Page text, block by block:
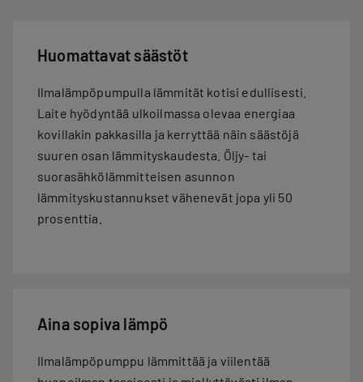
Huomattavat säästöt
Ilmalämpöpumpulla lämmität kotisi edullisesti.
Laite hyödyntää ulkoilmassa olevaa energiaa
kovillakin pakkasilla ja kerryttää näin säästöjä
suuren osan lämmityskaudesta. Öljy- tai
suorasähkölämmitteisen asunnon
lämmityskustannukset vähenevät jopa yli 50
prosenttia.
Aina sopiva lämpö
Ilmalämpöpumppu lämmittää ja viilentää